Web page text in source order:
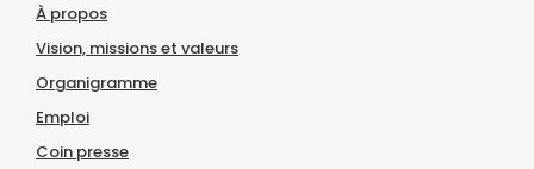
À propos
Vision, missions et valeurs
Organigramme
Emploi
Coin presse